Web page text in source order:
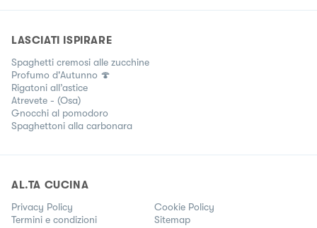
LASCIATI ISPIRARE
Spaghetti cremosi alle zucchine
Profumo d'Autunno 🍄
Rigatoni all’astice
Atrevete - (Osa)
Gnocchi al pomodoro
Spaghettoni alla carbonara
AL.TA CUCINA
Privacy Policy
Cookie Policy
Termini e condizioni
Sitemap